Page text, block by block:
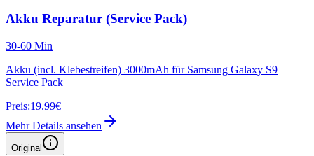
Akku Reparatur (Service Pack)
30-60 Min
Akku (incl. Klebestreifen) 3000mAh für Samsung Galaxy S9
Service Pack
Preis:19.99€
Mehr Details ansehen
Original